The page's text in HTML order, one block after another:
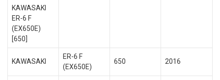
KAWASAKI
ER-6 F
(EX650E)
[650]
KAWASAKI
ER-6 F
(EX650E)
650 2016